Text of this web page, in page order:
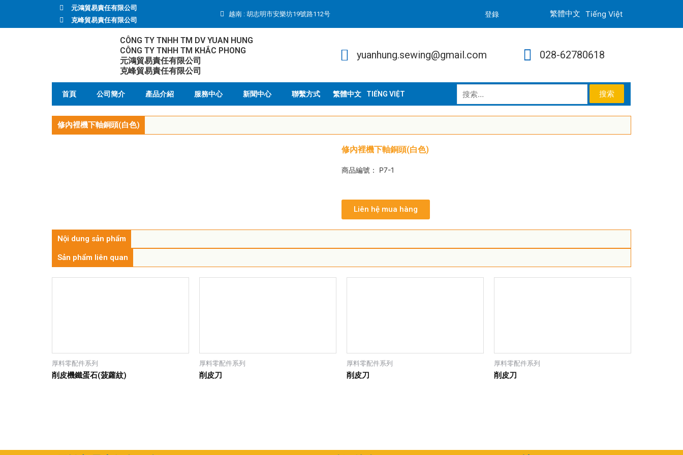
元鴻貿易責任有限公司
克峰貿易責任有限公司
越南 : 胡志明市安樂坊19號路112号 登錄 Tiếng Việt
CÔNG TY TNHH TM DV YUAN HUNG
CÔNG TY TNHH TM KHẮC PHONG
元鴻貿易責任有限公司
克峰貿易責任有限公司
yuanhung.sewing@gmail.com 028-62780618
首頁 公司簡介 產品介紹 服務中心 新聞中心 聯繫方式 TIẾNG VIỆT
修內裡機下軸銅頭(白色)
修內裡機下軸銅頭(白色)
商品編號： P7-1
Liên hệ mua hàng
Nội dung sản phẩm
Sản phẩm liên quan
厚料零配件系列
削皮機鐵蛋石(菠蘿紋)
厚料零配件系列
削皮刀
厚料零配件系列
削皮刀
厚料零配件系列
削皮刀